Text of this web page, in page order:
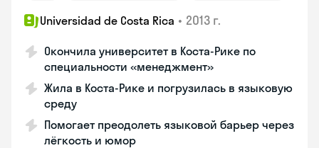
Universidad de Costa Rica • 2013 г.
Окончила университет в Коста‑Рике по
специальности «менеджмент»
Жила в Коста‑Рике и погрузилась в языковую
среду
Помогает преодолеть языковой барьер через
лёгкость и юмор